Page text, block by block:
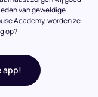
van geweldige
Academy, worden ze
op?
app!